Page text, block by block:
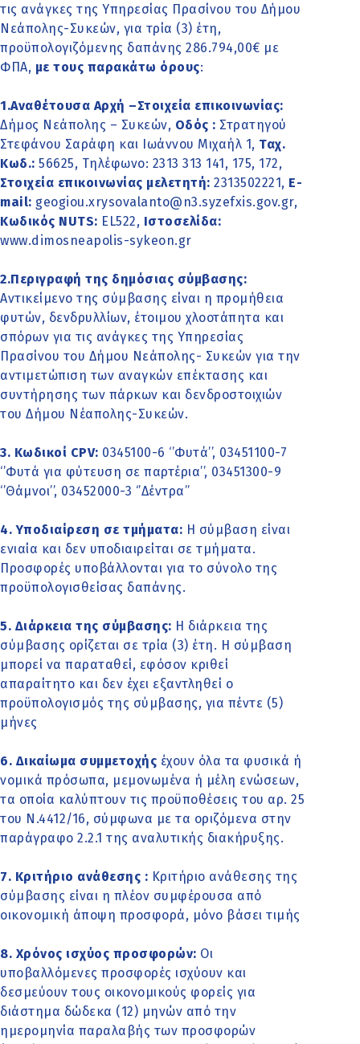
τις ανάγκες της Υπηρεσίας Πρασίνου του Δήμου
Νεάπολης-Συκεών, για τρία (3) έτη,
προϋπολογιζόμενης δαπάνης 286.794,00€ με
ΦΠΑ, με τους παρακάτω όρους:
1.Αναθέτουσα Αρχή –Στοιχεία επικοινωνίας:
Δήμος Νεάπολης – Συκεών, Οδός : Στρατηγού
Στεφάνου Σαράφη και Ιωάννου Μιχαήλ 1, Ταχ.
Κωδ.: 56625, Τηλέφωνο: 2313 313 141, 175, 172,
Στοιχεία επικοινωνίας μελετητή: 2313502221, Ε-
mail: geogiou.xrysovalanto@n3.syzefxis.gov.gr,
Κωδικός ΝUTS: EL522, Ιστοσελίδα:
www.dimosneapolis-sykeon.gr
2.Περιγραφή της δημόσιας σύμβασης:
Αντικείμενο της σύμβασης είναι η προμήθεια
φυτών, δενδρυλλίων, έτοιμου χλοοτάπητα και
σπόρων για τις ανάγκες της Υπηρεσίας
Πρασίνου του Δήμου Νεάπολης- Συκεών για την
αντιμετώπιση των αναγκών επέκτασης και
συντήρησης των πάρκων και δενδροστοιχιών
του Δήμου Νέαπολης-Συκεών.
3. Κωδικοί CPV: 0345100-6 ‘’Φυτά’’, 03451100-7
‘’Φυτά για φύτευση σε παρτέρια’’, 03451300-9
‘’Θάμνοι’’, 03452000-3 ‘’Δέντρα’’
4. Υποδιαίρεση σε τμήματα: Η σύμβαση είναι
ενιαία και δεν υποδιαιρείται σε τμήματα.
Προσφορές υποβάλλονται για το σύνολο της
προϋπολογισθείσας δαπάνης.
5. Διάρκεια της σύμβασης: Η διάρκεια της
σύμβασης ορίζεται σε τρία (3) έτη. Η σύμβαση
μπορεί να παραταθεί, εφόσον κριθεί
απαραίτητο και δεν έχει εξαντληθεί ο
προϋπολογισμός της σύμβασης, για πέντε (5)
μήνες
6. Δικαίωμα συμμετοχής έχουν όλα τα φυσικά ή
νομικά πρόσωπα, μεμονωμένα ή μέλη ενώσεων,
τα οποία καλύπτουν τις προϋποθέσεις του αρ. 25
του Ν.4412/16, σύμφωνα με τα οριζόμενα στην
παράγραφο 2.2.1 της αναλυτικής διακήρυξης.
7. Κριτήριο ανάθεσης : Κριτήριο ανάθεσης της
σύμβασης είναι η πλέον συμφέρουσα από
οικονομική άποψη προσφορά, μόνο βάσει τιμής
8. Χρόνος ισχύος προσφορών: Οι
υποβαλλόμενες προσφορές ισχύουν και
δεσμεύουν τους οικονομικούς φορείς για
διάστημα δώδεκα (12) μηνών από την
ημερομηνία παραλαβής των προσφορών